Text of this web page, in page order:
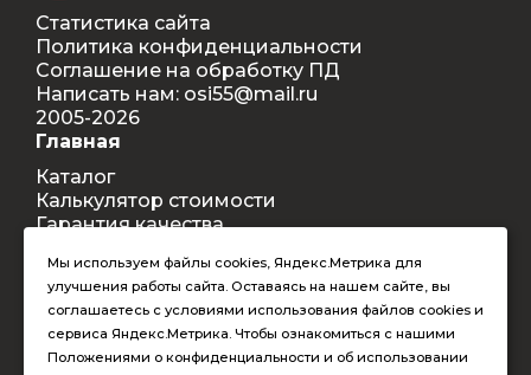
Статистика сайта
Политика конфиденциальности
Соглашение на обработку ПД
Написать нам: osi55@mail.ru
2005-2026
Главная
Каталог
Калькулятор стоимости
Гарантия качества
Контакты
Покупателям
Способы оплаты
Условия оформления заказа
Мы используем файлы cookies, Яндекс.Метрика для
улучшения работы сайта. Оставаясь на нашем сайте, вы
соглашаетесь с условиями использования файлов cookies и
сервиса Яндекс.Метрика. Чтобы ознакомиться с нашими
Положениями о конфиденциальности и об использовании